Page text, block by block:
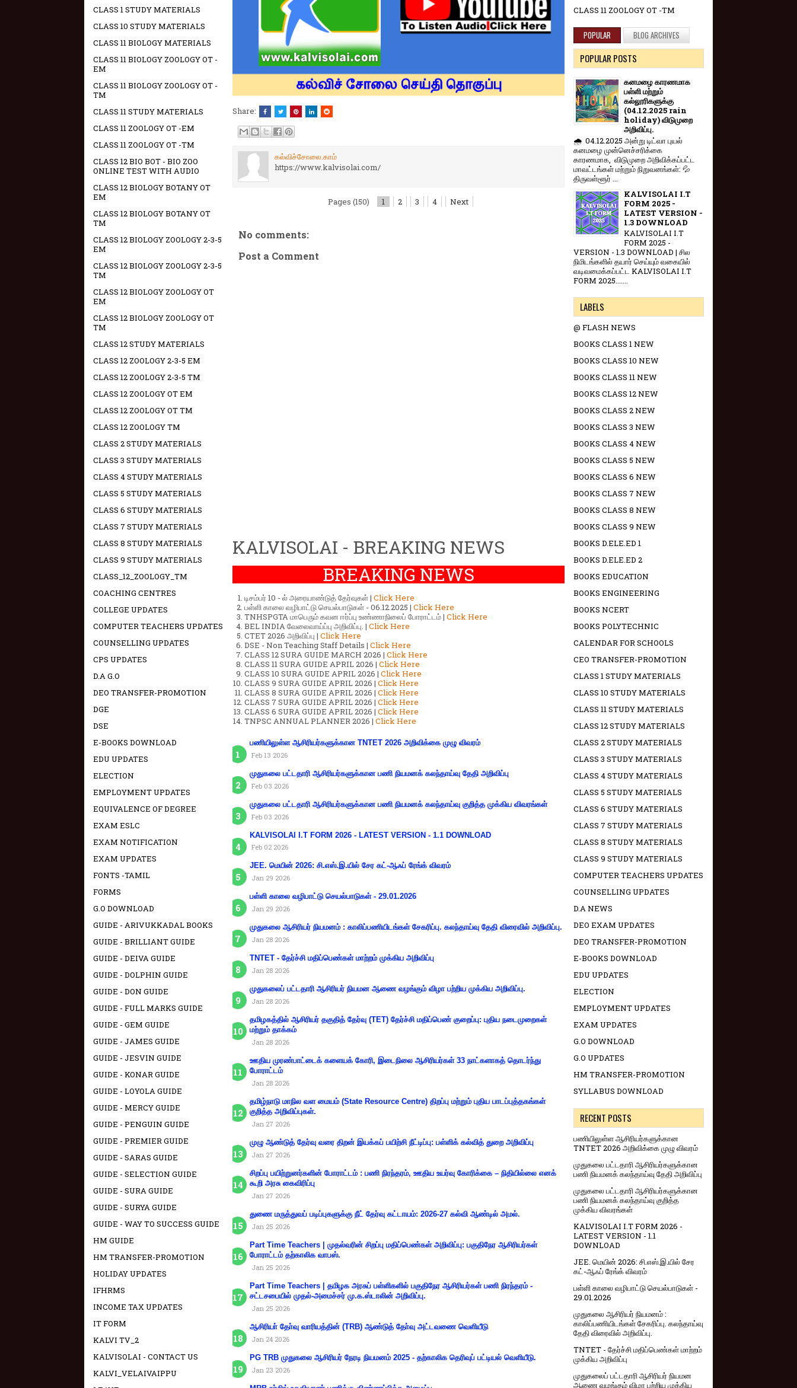
Share:
கல்விச்சோலை.காம்
https://www.kalvisolai.com/
Pages (150) 1 2 3 4 Next
No comments:
Post a Comment
KALVISOLAI - BREAKING NEWS
BREAKING NEWS
டிசம்பர் 10 - ல் அரையாண்டுத் தேர்வுகள் | Click Here
பள்ளி காலை வழிபாட்டு செயல்பாடுகள் - 06.12.2025 | Click Here
TNHSPGTA மாபெரும் கவன ஈர்ப்பு உண்ணாநிலைப் போராட்டம் | Click Here
BEL INDIA வேலைவாய்ப்பு அறிவிப்பு. | Click Here
CTET 2026 அறிவிப்பு | Click Here
DSE - Non Teaching Staff Details | Click Here
CLASS 12 SURA GUIDE MARCH 2026 | Click Here
CLASS 11 SURA GUIDE APRIL 2026 | Click Here
CLASS 10 SURA GUIDE APRIL 2026 | Click Here
CLASS 9 SURA GUIDE APRIL 2026 | Click Here
CLASS 8 SURA GUIDE APRIL 2026 | Click Here
CLASS 7 SURA GUIDE APRIL 2026 | Click Here
CLASS 6 SURA GUIDE APRIL 2026 | Click Here
TNPSC ANNUAL PLANNER 2026 | Click Here
பணியிலுள்ள ஆசிரியர்களுக்கான TNTET 2026 அறிவிக்கை முழு விவரம்
Feb 13 2026
முதுகலை பட்டதாரி ஆசிரியர்களுக்கான பணி நியமனக் கலந்தாய்வு தேதி அறிவிப்பு
Feb 03 2026
முதுகலை பட்டதாரி ஆசிரியர்களுக்கான பணி நியமனக் கலந்தாய்வு குறித்த முக்கிய விவரங்கள்
Feb 03 2026
KALVISOLAI I.T FORM 2026 - LATEST VERSION - 1.1 DOWNLOAD
Feb 02 2026
JEE. மெயின் 2026: சி.எஸ்.இ.யில் சேர கட்-ஆஃப் ரேங்க் விவரம்
Jan 29 2026
பள்ளி காலை வழிபாட்டு செயல்பாடுகள் - 29.01.2026
Jan 29 2026
முதுகலை ஆசிரியர் நியமனம் : காலிப்பணியிடங்கள் சேகரிப்பு. கலந்தாய்வு தேதி விரைவில் அறிவிப்பு.
Jan 28 2026
TNTET - தேர்ச்சி மதிப்பெண்கள் மாற்றம் முக்கிய அறிவிப்பு
Jan 28 2026
முதுகலைப் பட்டதாரி ஆசிரியர் நியமன ஆணை வழங்கும் விழா பற்றிய முக்கிய அறிவிப்பு.
Jan 28 2026
தமிழகத்தில் ஆசிரியர் தகுதித் தேர்வு (TET) தேர்ச்சி மதிப்பெண் குறைப்பு: புதிய நடைமுறைகள்
மற்றும் தாக்கம்
Jan 28 2026
ஊதிய முரண்பாட்டைக் களையக் கோரி, இடைநிலை ஆசிரியர்கள் 33 நாட்களாகத் தொடர்ந்து
போராட்டம்
Jan 28 2026
தமிழ்நாடு மாநில வள மையம் (State Resource Centre) திறப்பு மற்றும் புதிய பாடப்புத்தகங்கள்
குறித்த அறிவிப்புகள்.
Jan 27 2026
முழு ஆண்டுத் தேர்வு வரை திறன் இயக்கப் பயிற்சி நீட்டிப்பு: பள்ளிக் கல்வித் துறை அறிவிப்பு
Jan 27 2026
சிறப்பு பயிற்றுனர்களின் போராட்டம் : பணி நிரந்தரம், ஊதிய உயர்வு கோரிக்கை – நிதியில்லை எனக்
கூறி அரசு கைவிரிப்பு
Jan 27 2026
துணை மருத்துவப் படிப்புகளுக்கு நீட் தேர்வு கட்டாயம்: 2026-27 கல்வி ஆண்டில் அமல்.
Jan 25 2026
Part Time Teachers | முதல்வரின் சிறப்பு மதிப்பெண்கள் அறிவிப்பு: பகுதிநேர ஆசிரியர்கள்
போராட்டம் தற்காலிக வாபஸ்.
Jan 25 2026
Part Time Teachers | தமிழக அரசுப் பள்ளிகளில் பகுதிநேர ஆசிரியர்கள் பணி நிரந்தரம் -
சட்டசபையில் முதல்-அமைச்சர் மு.க.ஸ்டாலின் அறிவிப்பு.
Jan 25 2026
ஆசிரியா் தோ்வு வாரியத்தின் (TRB) ஆண்டுத் தோ்வு அட்டவணை வெளியீடு
Jan 24 2026
PG TRB முதுகலை ஆசிரியர் நேரடி நியமனம் 2025 - தற்காலிக தெரிவுப் பட்டியல் வெளியீடு.
Jan 23 2026
CLASS 1 STUDY MATERIALS
CLASS 10 STUDY MATERIALS
CLASS 11 BIOLOGY MATERIALS
CLASS 11 BIOLOGY ZOOLOGY OT -
EM
CLASS 11 BIOLOGY ZOOLOGY OT -
TM
CLASS 11 STUDY MATERIALS
CLASS 11 ZOOLOGY OT -EM
CLASS 11 ZOOLOGY OT -TM
CLASS 12 BIO BOT - BIO ZOO
ONLINE TEST WITH AUDIO
CLASS 12 BIOLOGY BOTANY OT
EM
CLASS 12 BIOLOGY BOTANY OT
TM
CLASS 12 BIOLOGY ZOOLOGY 2-3-5
EM
CLASS 12 BIOLOGY ZOOLOGY 2-3-5
TM
CLASS 12 BIOLOGY ZOOLOGY OT
EM
CLASS 12 BIOLOGY ZOOLOGY OT
TM
CLASS 12 STUDY MATERIALS
CLASS 12 ZOOLOGY 2-3-5 EM
CLASS 12 ZOOLOGY 2-3-5 TM
CLASS 12 ZOOLOGY OT EM
CLASS 12 ZOOLOGY OT TM
CLASS 12 ZOOLOGY TM
CLASS 2 STUDY MATERIALS
CLASS 3 STUDY MATERIALS
CLASS 4 STUDY MATERIALS
CLASS 5 STUDY MATERIALS
CLASS 6 STUDY MATERIALS
CLASS 7 STUDY MATERIALS
CLASS 8 STUDY MATERIALS
CLASS 9 STUDY MATERIALS
CLASS_12_ZOOLOGY_TM
COACHING CENTRES
COLLEGE UPDATES
COMPUTER TEACHERS UPDATES
COUNSELLING UPDATES
CPS UPDATES
D.A G.O
DEO TRANSFER-PROMOTION
DGE
DSE
E-BOOKS DOWNLOAD
EDU UPDATES
ELECTION
EMPLOYMENT UPDATES
EQUIVALENCE OF DEGREE
EXAM ESLC
EXAM NOTIFICATION
EXAM UPDATES
FONTS -TAMIL
FORMS
G.O DOWNLOAD
GUIDE - ARIVUKKADAL BOOKS
GUIDE - BRILLIANT GUIDE
GUIDE - DEIVA GUIDE
GUIDE - DOLPHIN GUIDE
GUIDE - DON GUIDE
GUIDE - FULL MARKS GUIDE
GUIDE - GEM GUIDE
GUIDE - JAMES GUIDE
GUIDE - JESVIN GUIDE
GUIDE - KONAR GUIDE
GUIDE - LOYOLA GUIDE
GUIDE - MERCY GUIDE
GUIDE - PENGUIN GUIDE
GUIDE - PREMIER GUIDE
GUIDE - SARAS GUIDE
GUIDE - SELECTION GUIDE
GUIDE - SURA GUIDE
GUIDE - SURYA GUIDE
GUIDE - WAY TO SUCCESS GUIDE
HM GUIDE
HM TRANSFER-PROMOTION
HOLIDAY UPDATES
IFHRMS
INCOME TAX UPDATES
IT FORM
KALVI TV_2
KALVISOLAI - CONTACT US
KALVI_VELAIVAIPPU
CLASS 11 ZOOLOGY OT -TM
POPULAR BLOG ARCHIVES
POPULAR POSTS
கனமழை காரணமாக
பள்ளி மற்றும்
கல்லூரிகளுக்கு
(04.12.2025 rain
holiday) விடுமுறை
அறிவிப்பு.
🌧️ 04.12.2025 அன்று டிட்வா புயல்
கனமழை முன்னெச்சரிக்கை
காரணமாக, விடுமுறை அறிவிக்கப்பட்ட
மாவட்டங்கள் மற்றும் நிறுவனங்கள்: 💦
திருவள்ளூர் ...
KALVISOLAI I.T
FORM 2025 -
LATEST VERSION -
1.3 DOWNLOAD
KALVISOLAI I.T
FORM 2025 -
VERSION - 1.3 DOWNLOAD | சில
நிமிடங்களில் தயார் செய்யும் வகையில்
வடிவமைக்கப்பட்ட KALVISOLAI I.T
FORM 2025.......
LABELS
@ FLASH NEWS
BOOKS CLASS 1 NEW
BOOKS CLASS 10 NEW
BOOKS CLASS 11 NEW
BOOKS CLASS 12 NEW
BOOKS CLASS 2 NEW
BOOKS CLASS 3 NEW
BOOKS CLASS 4 NEW
BOOKS CLASS 5 NEW
BOOKS CLASS 6 NEW
BOOKS CLASS 7 NEW
BOOKS CLASS 8 NEW
BOOKS CLASS 9 NEW
BOOKS D.ELE.ED 1
BOOKS D.ELE.ED 2
BOOKS EDUCATION
BOOKS ENGINEERING
BOOKS NCERT
BOOKS POLYTECHNIC
CALENDAR FOR SCHOOLS
CEO TRANSFER-PROMOTION
CLASS 1 STUDY MATERIALS
CLASS 10 STUDY MATERIALS
CLASS 11 STUDY MATERIALS
CLASS 12 STUDY MATERIALS
CLASS 2 STUDY MATERIALS
CLASS 3 STUDY MATERIALS
CLASS 4 STUDY MATERIALS
CLASS 5 STUDY MATERIALS
CLASS 6 STUDY MATERIALS
CLASS 7 STUDY MATERIALS
CLASS 8 STUDY MATERIALS
CLASS 9 STUDY MATERIALS
COMPUTER TEACHERS UPDATES
COUNSELLING UPDATES
D.A NEWS
DEO EXAM UPDATES
DEO TRANSFER-PROMOTION
E-BOOKS DOWNLOAD
EDU UPDATES
ELECTION
EMPLOYMENT UPDATES
EXAM UPDATES
G.O DOWNLOAD
G.O UPDATES
HM TRANSFER-PROMOTION
SYLLABUS DOWNLOAD
RECENT POSTS
பணியிலுள்ள ஆசிரியர்களுக்கான
TNTET 2026 அறிவிக்கை முழு விவரம்
முதுகலை பட்டதாரி ஆசிரியர்களுக்கான
பணி நியமனக் கலந்தாய்வு தேதி அறிவிப்பு
முதுகலை பட்டதாரி ஆசிரியர்களுக்கான
பணி நியமனக் கலந்தாய்வு குறித்த
முக்கிய விவரங்கள்
KALVISOLAI I.T FORM 2026 -
LATEST VERSION - 1.1
DOWNLOAD
JEE. மெயின் 2026: சி.எஸ்.இ.யில் சேர
கட்-ஆஃப் ரேங்க் விவரம்
பள்ளி காலை வழிபாட்டு செயல்பாடுகள் -
29.01.2026
முதுகலை ஆசிரியர் நியமனம் :
காலிப்பணியிடங்கள் சேகரிப்பு. கலந்தாய்வு
தேதி விரைவில் அறிவிப்பு.
TNTET - தேர்ச்சி மதிப்பெண்கள் மாற்றம்
முக்கிய அறிவிப்பு
முதுகலைப் பட்டதாரி ஆசிரியர் நியமன
ஆணை வழங்கும் விழா பற்றிய முக்கிய